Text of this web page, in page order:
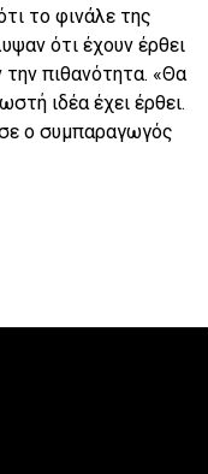
το φινάλε της
ότι έχουν έρθει
πιθανότητα. «Θα
ιδέα έχει έρθει.
ο συμπαραγωγός